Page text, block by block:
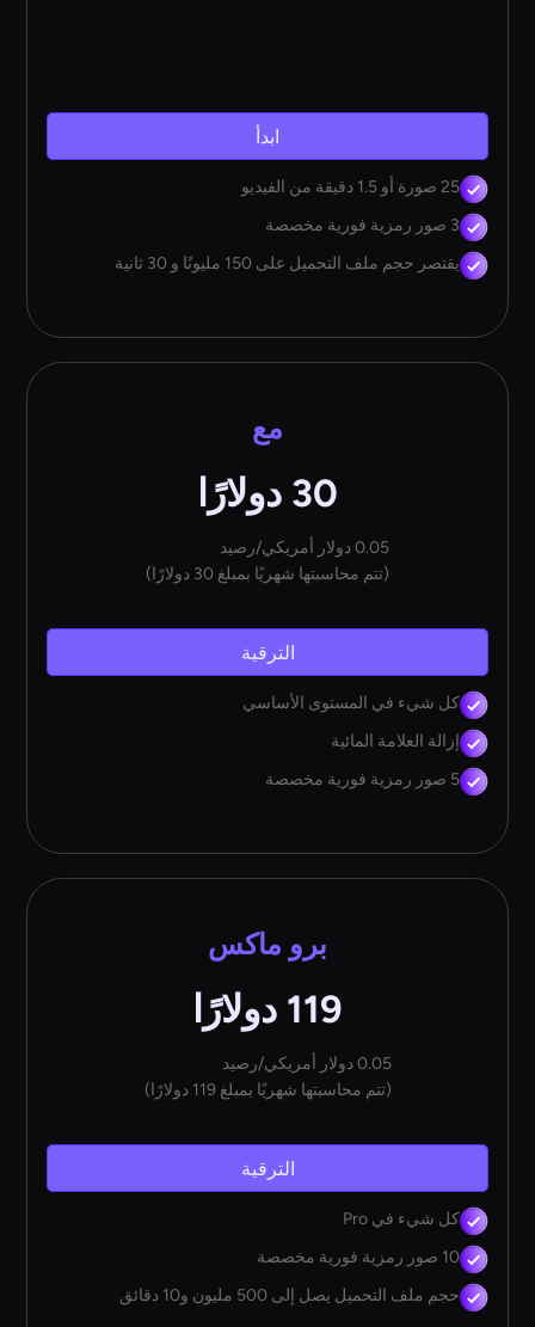
ابدأ
25 صورة أو 1.5 دقيقة من الفيديو
3 صور رمزية فورية مخصصة
يقتصر حجم ملف التحميل على 150 مليونًا و 30 ثانية
مع
30 دولارًا
0.05 دولار أمريكي/رصيد
(تتم محاسبتها شهريًا بمبلغ 30 دولارًا)
الترقية
كل شيء في المستوى الأساسي
إزالة العلامة المائية
5 صور رمزية فورية مخصصة
برو ماكس
119 دولارًا
0.05 دولار أمريكي/رصيد
(تتم محاسبتها شهريًا بمبلغ 119 دولارًا)
الترقية
كل شيء في Pro
10 صور رمزية فورية مخصصة
حجم ملف التحميل يصل إلى 500 مليون و10 دقائق